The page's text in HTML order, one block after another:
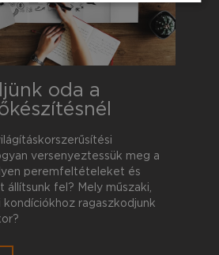
oda a
versenyeztessük meg a
peremfeltételeket és
fel? Mely műszaki,
kondíciókhoz ragaszkodjunk